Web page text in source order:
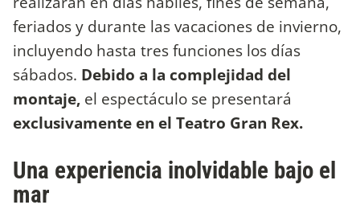
feriados y durante las vacaciones de invierno,
incluyendo hasta tres funciones los días
sábados. Debido a la complejidad del
montaje, el espectáculo se presentará
exclusivamente en el Teatro Gran Rex.
Una experiencia inolvidable bajo el
mar